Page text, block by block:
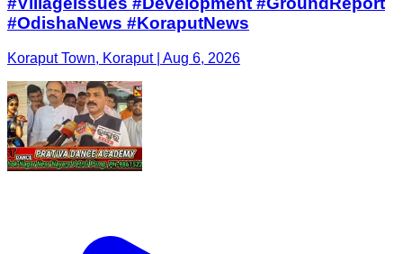
#OdishaNews #KoraputNews
Koraput Town, Koraput | Aug 6, 2026